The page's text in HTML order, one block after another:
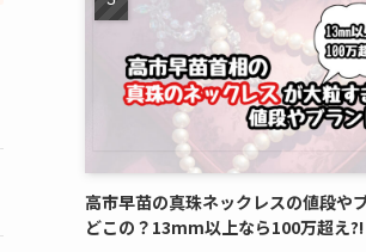
高市早苗の真珠ネックレスの値段や
どこの？13mm以上なら100万超え?!